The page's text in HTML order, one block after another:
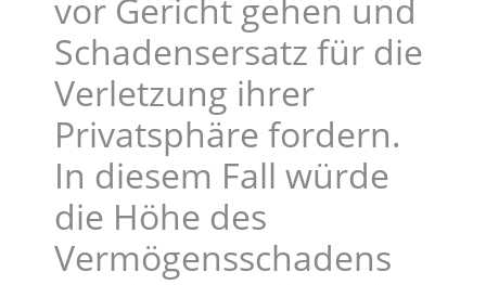
vor Gericht gehen und
Schadensersatz für die
Verletzung ihrer
Privatsphäre fordern.
In diesem Fall würde
die Höhe des
Vermögensschadens